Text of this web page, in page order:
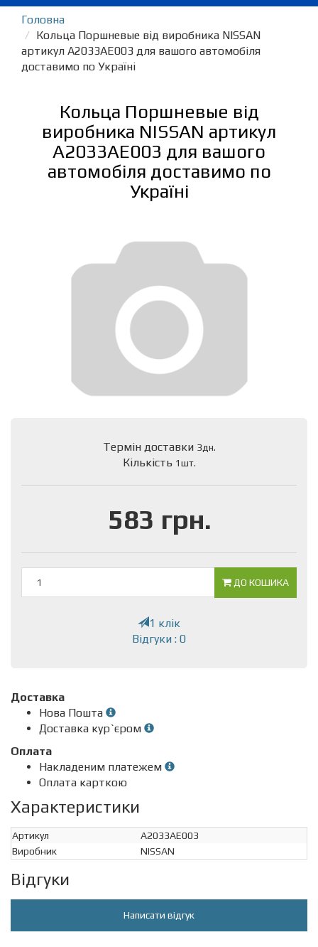
Головна
Кольца Поршневые від виробника NISSAN
артикул A2033AE003 для вашого автомобіля
доставимо по Україні
Кольца Поршневые від
виробника NISSAN артикул
A2033AE003 для вашого
автомобіля доставимо по
Україні
Термін доставки 3дн.
Кількість 1шт.
583 грн.
ДО КОШИКА
1 клік
Відгуки : 0
Доставка
Нова Пошта
Доставка кур`єром
Оплата
Накладеним платежем
Оплата карткою
Характеристики
Артикул
A2033AE003
Виробник
NISSAN
Відгуки
Написати відгук